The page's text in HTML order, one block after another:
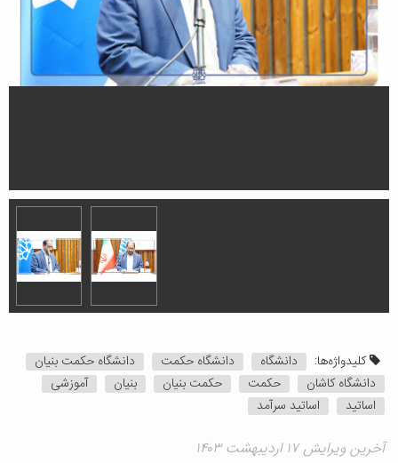
کلیدواژه‌ها: دانشگاه دانشگاه حکمت
دانشگاه حکمت بنیان
دانشگاه کاشان
حکمت حکمت بنیان بنیان
آموزشی
اساتید
اساتید سرآمد
آخرین ویرایش ۱۷ اردیبهشت ۱۴۰۳